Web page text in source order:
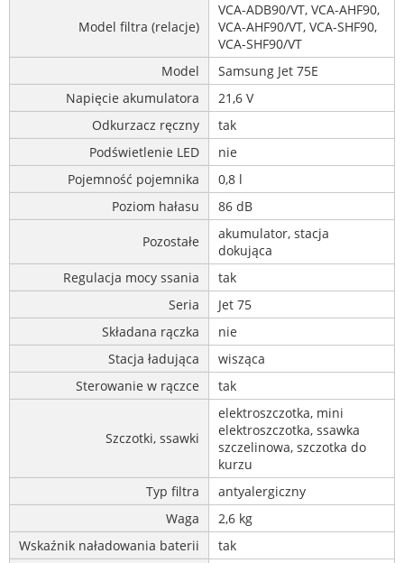
Model filtra (relacje)
VCA-ADB90/VT, VCA-AHF90,
VCA-AHF90/VT, VCA-SHF90,
VCA-SHF90/VT
Model
Samsung Jet 75E
Napięcie akumulatora
21,6 V
Odkurzacz ręczny
tak
Podświetlenie LED
nie
Pojemność pojemnika
0,8 l
Poziom hałasu
86 dB
Pozostałe
akumulator, stacja
dokująca
Regulacja mocy ssania
tak
Seria
Jet 75
Składana rączka
nie
Stacja ładująca
wisząca
Sterowanie w rączce
tak
Szczotki, ssawki
elektroszczotka, mini
elektroszczotka, ssawka
szczelinowa, szczotka do
kurzu
Typ filtra
antyalergiczny
Waga
2,6 kg
Wskaźnik naładowania baterii
tak